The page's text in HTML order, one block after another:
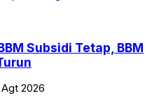
Subsidi Tetap, BBM
2026